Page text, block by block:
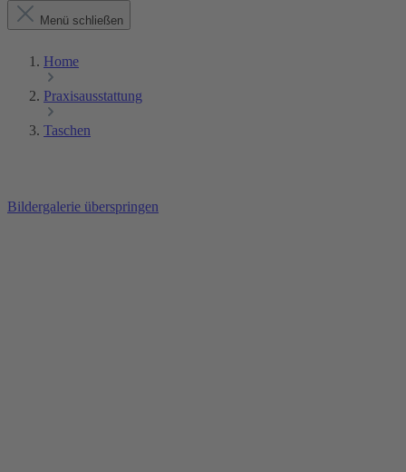
Menü schließen
Home
Praxisausstattung
Taschen
Bildergalerie überspringen